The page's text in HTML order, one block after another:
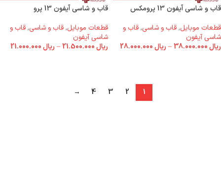
قاب و شاسی آیفون 13 پرومکس
قطعات موبایل,قاب و شاسی,قاب و
شاسی آیفون
ریال
– ریال
قاب و شاسی آیفون 13 پرو
قطعات موبایل,قاب و شاسی,قاب و
شاسی آیفون
ریال
– ریال
1
2
3
4
→